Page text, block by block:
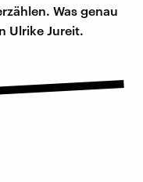
Was genau
Ulrike Jureit.